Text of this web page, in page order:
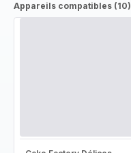
Appareils compatibles (10)